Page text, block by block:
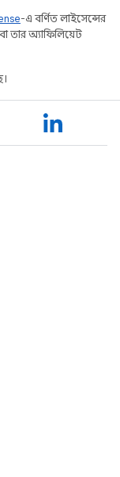
-এ বর্ণিত লাইসেন্সের
তার অ্যাফিলিয়েট